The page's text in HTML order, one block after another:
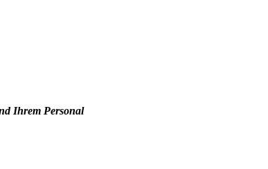
Ihrem Personal